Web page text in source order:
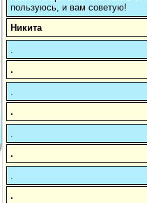
пользуюсь, и вам советую!
Никита
.
.
.
.